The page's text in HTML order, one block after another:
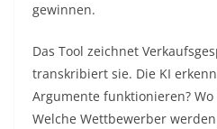
gewinnen.
Das Tool zeichnet
transkribiert sie. Die KI
Argumente funktionieren?
Welche Wettbewerber